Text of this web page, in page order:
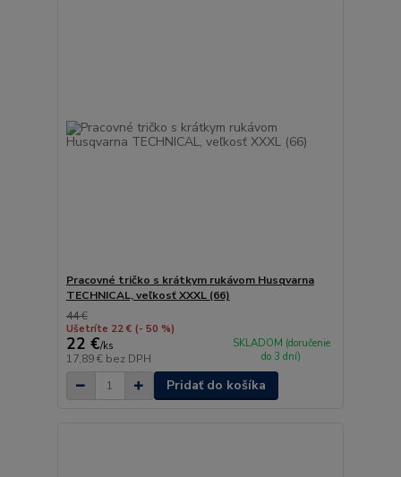
Pracovné tričko s krátkym rukávom Husqvarna
TECHNICAL, veľkosť XXXL (66)
44 €
Ušetríte 22 € (- 50 %)
22 €/ks
17,89 € bez DPH
SKLADOM (doručenie
do 3 dní)
Pridať do košíka